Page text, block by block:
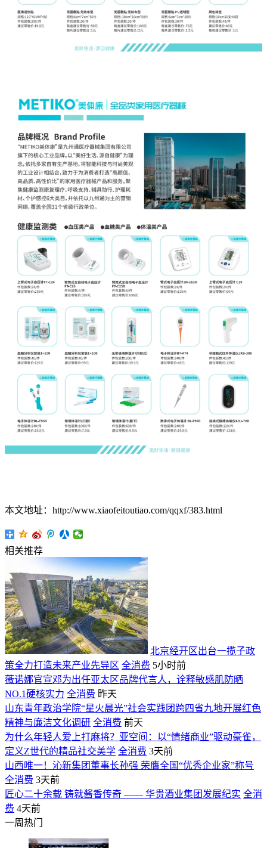
本文地址：http://www.xiaofeitoutiao.com/qqxf/383.html
相关推荐
北京经开区出台一揽子政
策全力打造未来产业先导区 全消费 5小时前
薇诺娜官宣邓为出任亚太区品牌代言人，诠释敏感肌防晒
NO.1硬核实力 全消费 昨天
山东青年政治学院“星火晨光”社会实践团跨四省九地开展红色
精神与廉洁文化调研 全消费 前天
为什么年轻人爱上打麻将？亚空间：以“情绪商业”驱动豪雀，
定义Z世代的精品社交美学 全消费 3天前
山西唯一！沁新集团董事长孙强 荣膺全国“优秀企业家”称号
全消费 3天前
匠心二十余载 铸就酱香传奇 —— 华贵酒业集团发展纪实 全消
费 4天前
一周热门